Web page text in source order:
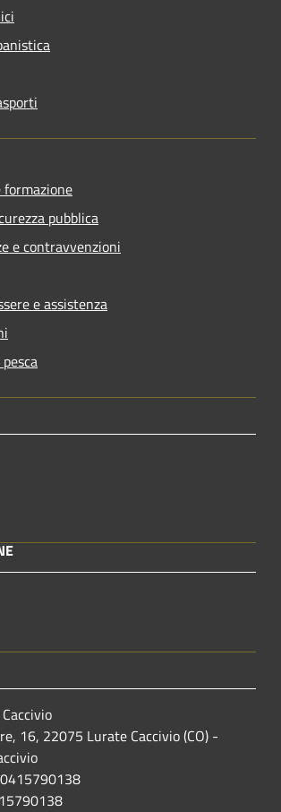
formazione
pubblica
e contravvenzioni
e assistenza
16, 22075 Lurate Caccivio (CO) -